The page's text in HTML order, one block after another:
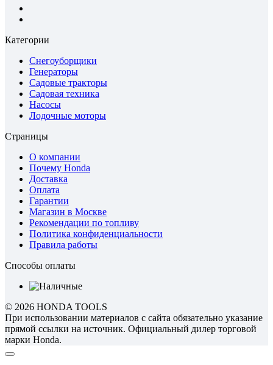
Категории
Снегоуборщики
Генераторы
Садовые тракторы
Садовая техника
Насосы
Лодочные моторы
Страницы
О компании
Почему Honda
Доставка
Оплата
Гарантии
Магазин в Москве
Рекомендации по топливу
Политика конфиденциальности
Правила работы
Способы оплаты
© 2026 HONDA TOOLS
При использовании материалов с сайта обязательно указание
прямой ссылки на источник. Официальный дилер торговой
марки Honda.